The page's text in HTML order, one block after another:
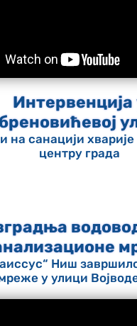
Интервенција
на санацији хварије
центру града
Ниш
у улици